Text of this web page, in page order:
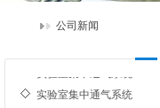
公司新闻
实验室集中通气系统
实验室集中通气系统